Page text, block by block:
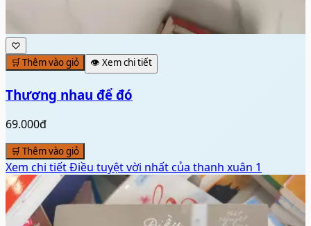
♡
🛒 Thêm vào giỏ
👁️ Xem chi tiết
Thương nhau để đó
69.000đ
🛒 Thêm vào giỏ
Xem chi tiếtĐiều tuyệt vời nhất của thanh xuân 1